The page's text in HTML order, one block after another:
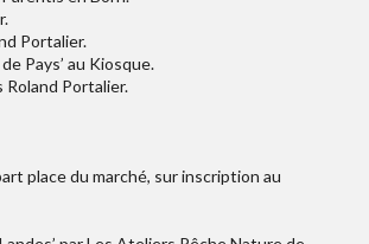
Portalier.
Pays’ au Kiosque.
Roland Portalier.
place du marché, sur inscription au